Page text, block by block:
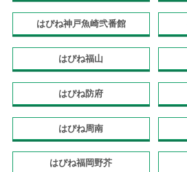
はぴね神戸魚崎弐番館
はぴね福山
はぴね防府
はぴね周南
はぴね福岡野芥